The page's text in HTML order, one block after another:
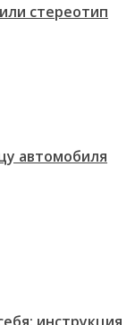
стереотип
автомобиля